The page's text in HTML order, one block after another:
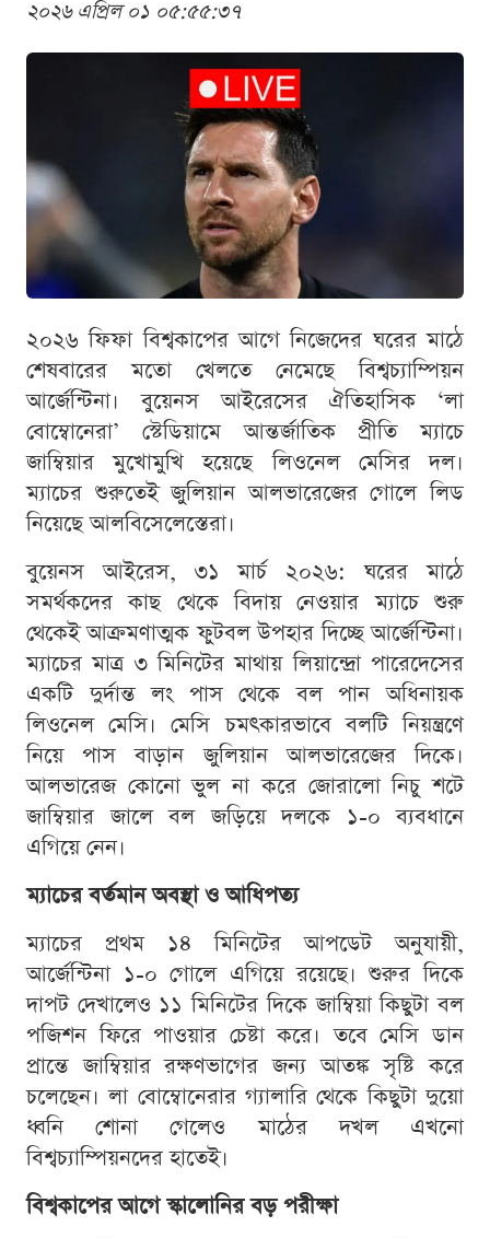
২০২৬ এপ্রিল ০১ ০৫:৫৫:৩৭
২০২৬ ফিফা বিশ্বকাপের আগে নিজেদের ঘরের মাঠে
শেষবারের মতো খেলতে নেমেছে বিশ্বচ্যাম্পিয়ন
আর্জেন্টিনা। বুয়েনস আইরেসের ঐতিহাসিক ‘লা
বোম্বোনেরা’ স্টেডিয়ামে আন্তর্জাতিক প্রীতি ম্যাচে
জাম্বিয়ার মুখোমুখি হয়েছে লিওনেল মেসির দল।
ম্যাচের শুরুতেই জুলিয়ান আলভারেজের গোলে লিড
নিয়েছে আলবিসেলেস্তেরা।
বুয়েনস আইরেস, ৩১ মার্চ ২০২৬: ঘরের মাঠে
সমর্থকদের কাছ থেকে বিদায় নেওয়ার ম্যাচে শুরু
থেকেই আক্রমণাত্মক ফুটবল উপহার দিচ্ছে আর্জেন্টিনা।
ম্যাচের মাত্র ৩ মিনিটের মাথায় লিয়ান্দ্রো পারেদেসের
একটি দুর্দান্ত লং পাস থেকে বল পান অধিনায়ক
লিওনেল মেসি। মেসি চমৎকারভাবে বলটি নিয়ন্ত্রণে
নিয়ে পাস বাড়ান জুলিয়ান আলভারেজের দিকে।
আলভারেজ কোনো ভুল না করে জোরালো নিচু শটে
জাম্বিয়ার জালে বল জড়িয়ে দলকে ১-০ ব্যবধানে
এগিয়ে নেন।
ম্যাচের বর্তমান অবস্থা ও আধিপত্য
ম্যাচের প্রথম ১৪ মিনিটের আপডেট অনুযায়ী,
আর্জেন্টিনা ১-০ গোলে এগিয়ে রয়েছে। শুরুর দিকে
দাপট দেখালেও ১১ মিনিটের দিকে জাম্বিয়া কিছুটা বল
পজিশন ফিরে পাওয়ার চেষ্টা করে। তবে মেসি ডান
প্রান্তে জাম্বিয়ার রক্ষণভাগের জন্য আতঙ্ক সৃষ্টি করে
চলেছেন। লা বোম্বোনেরার গ্যালারি থেকে কিছুটা দুয়ো
ধ্বনি শোনা গেলেও মাঠের দখল এখনো
বিশ্বচ্যাম্পিয়নদের হাতেই।
বিশ্বকাপের আগে স্কালোনির বড় পরীক্ষা